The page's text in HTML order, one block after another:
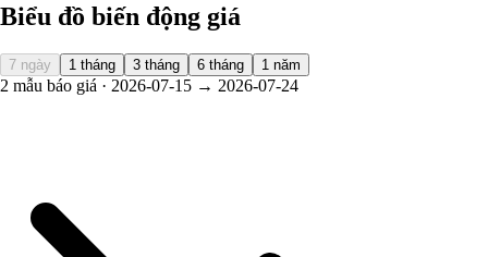
Biểu đồ biến động giá
7 ngày 1 tháng 3 tháng 6 tháng 1 năm
2 mẫu báo giá · 2026-07-15 → 2026-07-24